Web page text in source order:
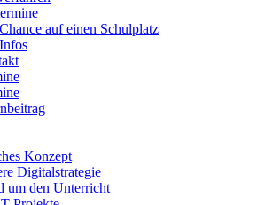
auf einen Schulplatz
Konzept
Digitalstrategie
um den Unterricht